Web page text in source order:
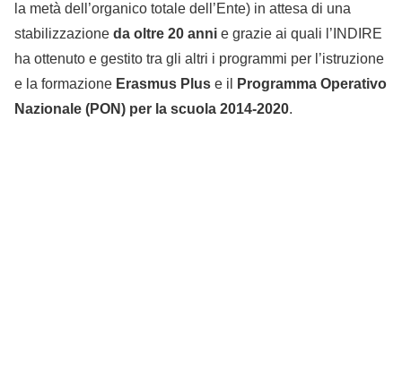
la metà dell’organico totale dell’Ente) in attesa di una
stabilizzazione da oltre 20 anni e grazie ai quali l’INDIRE
ha ottenuto e gestito tra gli altri i programmi per l’istruzione
e la formazione Erasmus Plus e il
Programma Operativo
Nazionale (PON) per la scuola 2014-2020.